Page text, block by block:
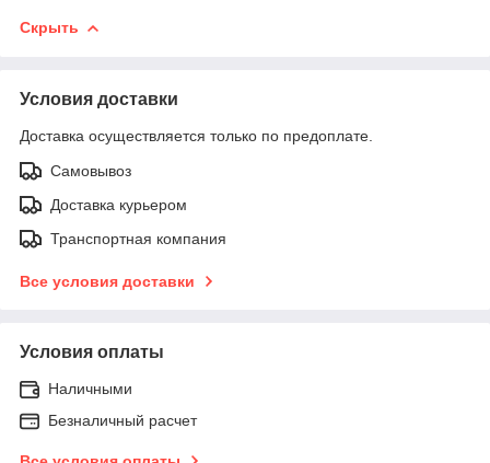
Скрыть
Условия доставки
Доставка осуществляется только по предоплате.
Самовывоз
Доставка курьером
Транспортная компания
Все условия доставки
Условия оплаты
Наличными
Безналичный расчет